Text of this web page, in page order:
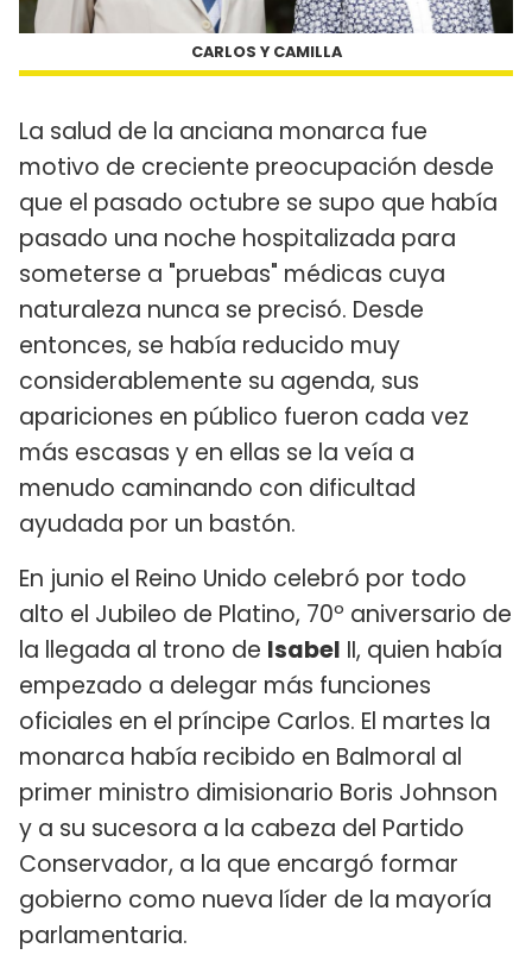
CARLOS Y CAMILLA
La salud de la anciana monarca fue
motivo de creciente preocupación desde
que el pasado octubre se supo que había
pasado una noche hospitalizada para
someterse a "pruebas" médicas cuya
naturaleza nunca se precisó. Desde
entonces, se había reducido muy
considerablemente su agenda, sus
apariciones en público fueron cada vez
más escasas y en ellas se la veía a
menudo caminando con dificultad
ayudada por un bastón.
En junio el Reino Unido celebró por todo
alto el Jubileo de Platino, 70º aniversario de
la llegada al trono de Isabel II, quien había
empezado a delegar más funciones
oficiales en el príncipe Carlos. El martes la
monarca había recibido en Balmoral al
primer ministro dimisionario Boris Johnson
y a su sucesora a la cabeza del Partido
Conservador, a la que encargó formar
gobierno como nueva líder de la mayoría
parlamentaria.